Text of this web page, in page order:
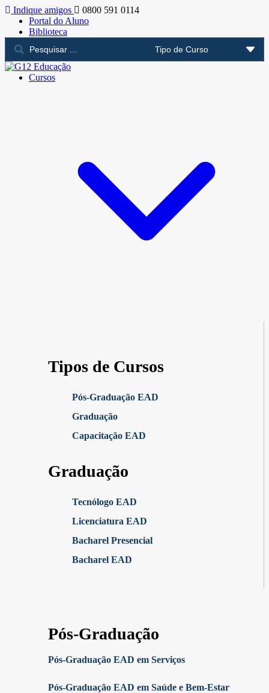
Indique amigos
0800 591 0114
Portal do Aluno
Biblioteca
Cursos
Tipos de Cursos
Pós-Graduação EAD
Graduação
Capacitação EAD
Graduação
Tecnólogo EAD
Licenciatura EAD
Bacharel Presencial
Bacharel EAD
Pós-Graduação
Pós-Graduação EAD em Serviços
Pós-Graduação EAD em Saúde e Bem-Estar